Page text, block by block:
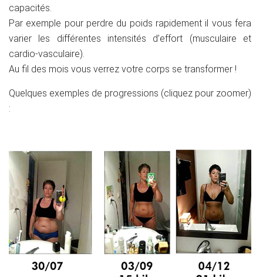
capacités.
Par exemple pour perdre du poids rapidement il vous fera
varier les différentes intensités d’effort (musculaire et
cardio-vasculaire).
Au fil des mois vous verrez votre corps se transformer !
Quelques exemples de progressions (cliquez pour zoomer)
: